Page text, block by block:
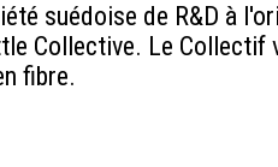
suédoise de R&D à
Collective. Le Collectif
fibre.